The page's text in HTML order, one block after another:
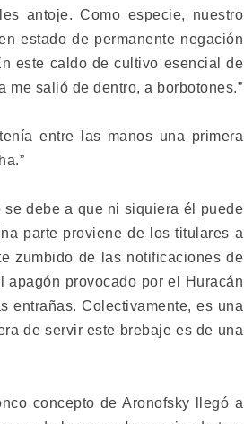
antoje. Como especie, nuestro
estado de permanente negación
este caldo de cultivo esencial de
me salió de dentro, a borbotones.”
entre las manos una primera
debe a que ni siquiera él puede
parte proviene de los titulares a
zumbido de las notificaciones de
provocado por el Huracán
entrañas. Colectivamente, es una
de servir este brebaje es de una
concepto de Aronofsky llegó a